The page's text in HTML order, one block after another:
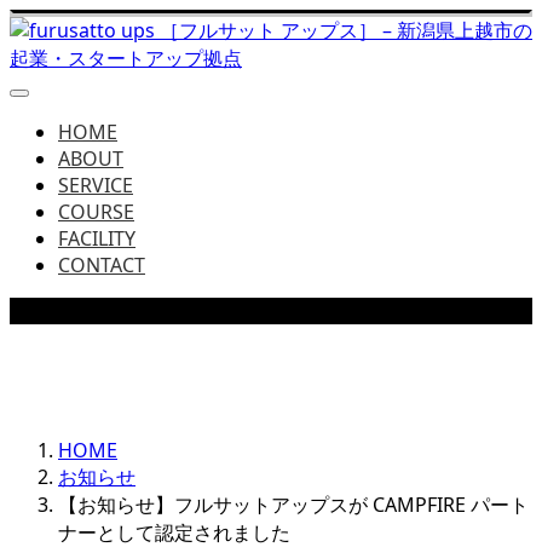
HOME
ABOUT
SERVICE
COURSE
FACILITY
CONTACT
HOME
お知らせ
【お知らせ】フルサットアップスが CAMPFIRE パート
ナーとして認定されました